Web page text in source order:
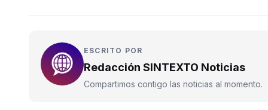
ESCRITO POR
Redacción SINTEXTO Noticias
Compartimos contigo las noticias al momento.